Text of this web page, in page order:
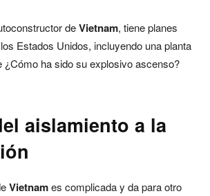
deVietnam, tiene planes
Estados Unidos, incluyendo una planta
¿Cómo ha sido su explosivo ascenso?
aislamiento a la
Vietnames complicada y da para otro